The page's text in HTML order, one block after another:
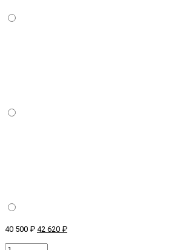
40 500 ₽ 42 620 ₽